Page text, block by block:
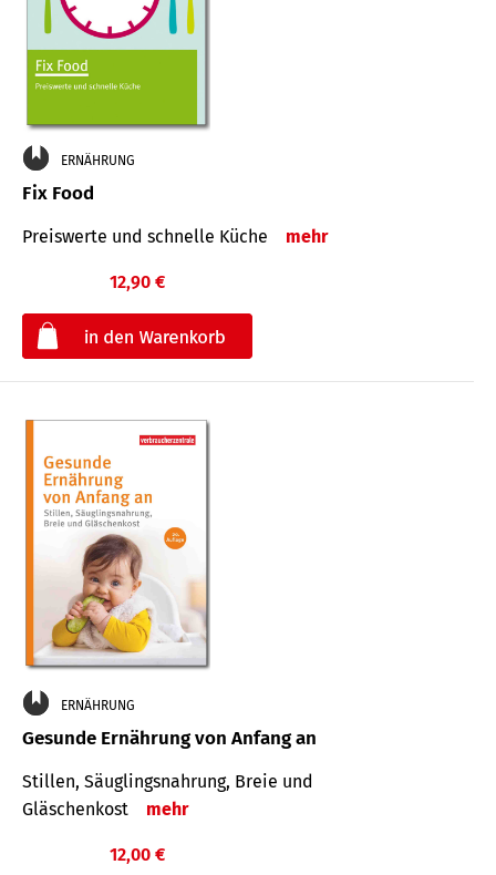
ERNÄHRUNG
Fix Food
Preiswerte und schnelle Küche mehr
12,90 €
ERNÄHRUNG
Gesunde Ernährung von Anfang an
Stillen, Säuglingsnahrung, Breie und
Gläschenkost
mehr
12,00 €